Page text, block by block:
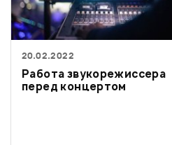
20.02.2022
Работа звукорежиссера
перед концертом